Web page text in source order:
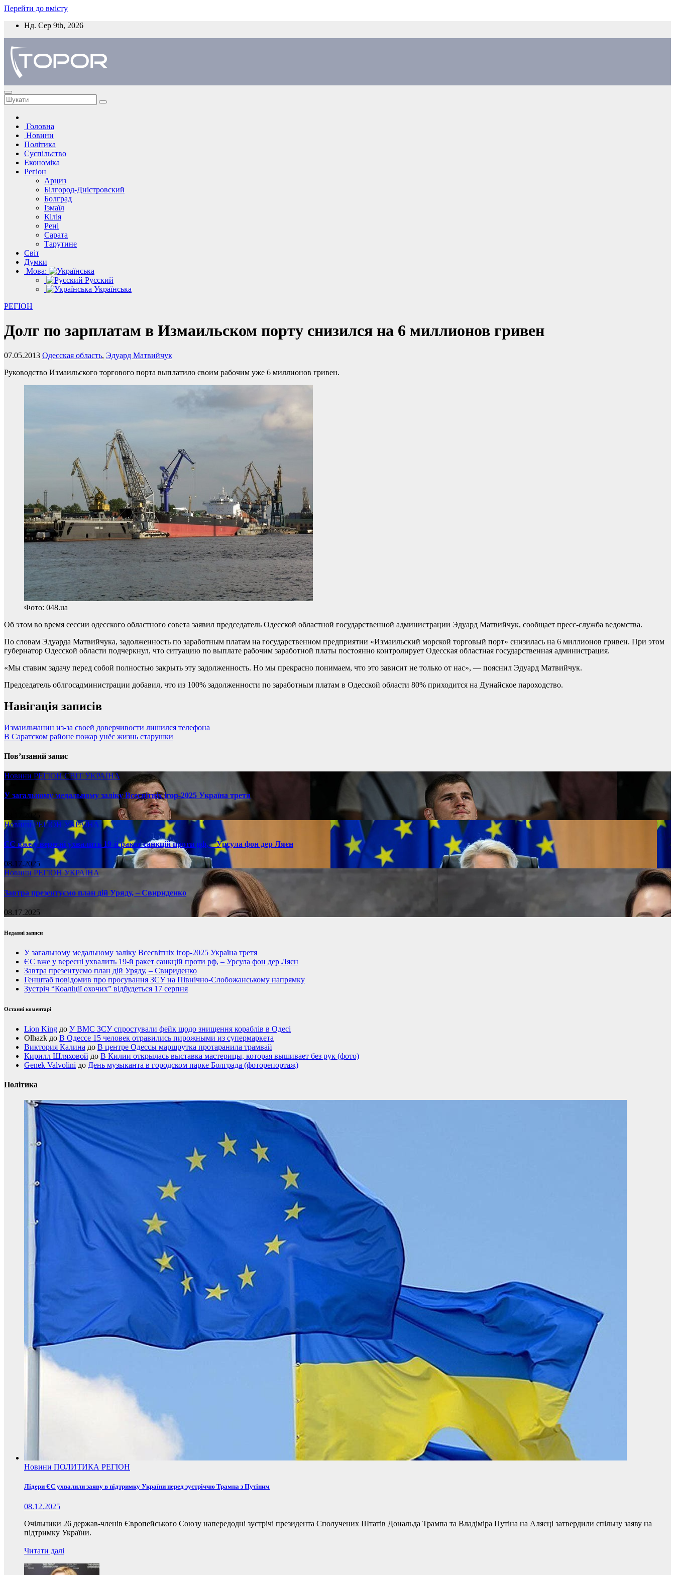
Перейти до вмісту
Нд. Сер 9th, 2026
Головна
Новини
Політика
Суспільство
Економіка
Регіон
Арциз
Білгород-Дністровский
Болград
Ізмаїл
Кілія
Рені
Сарата
Тарутине
Світ
Думки
Мова:
Русский
Українська
РЕГІОН
Долг по зарплатам в Измаильском порту снизился на 6 миллионов гривен
07.05.2013 Одесская область, Эдуард Матвийчук
Руководство Измаильского торгового порта выплатило своим рабочим уже 6 миллионов гривен.
Фото: 048.ua
Об этом во время сессии одесского областного совета заявил председатель Одесской областной государственной администрации Эдуард Матвийчук, сообщает пресс-служба ведомства.
По словам Эдуарда Матвийчука, задолженность по заработным платам на государственном предприятии «Измаильский морской торговый порт» снизилась на 6 миллионов гривен. При этом
губернатор Одесской области подчеркнул, что ситуацию по выплате рабочим заработной платы постоянно контролирует Одесская областная государственная администрация.
«Мы ставим задачу перед собой полностью закрыть эту задолженность. Но мы прекрасно понимаем, что это зависит не только от нас», — пояснил Эдуард Матвийчук.
Председатель облгосадминистрации добавил, что из 100% задолженности по заработным платам в Одесской области 80% приходится на Дунайское пароходство.
Навігація записів
Измаильчанин из-за своей доверчивости лишился телефона
В Саратском районе пожар унёс жизнь старушки
Пов’язаний запис
Новини РЕГІОНСВІТ УКРАЇНА
У загальному медальному заліку Всесвітніх ігор-2025 Україна третя
08.17.2025
НовиниРЕГІОН УКРАЇНА
ЄС вже у вересні ухвалить 19-й ракет санкцій проти рф, – Урсула фон дер Ляєн
08.17.2025
Новини РЕГІОН УКРАЇНА
Завтра презентуємо план дій Уряду, – Свириденко
08.17.2025
Недавні записи
У загальному медальному заліку Всесвітніх ігор-2025 Україна третя
ЄС вже у вересні ухвалить 19-й ракет санкцій проти рф, – Урсула фон дер Ляєн
Завтра презентуємо план дій Уряду, – Свириденко
Генштаб повідомив про просування ЗСУ на Північно-Слобожанському напрямку
Зустріч “Коаліції охочих” відбудеться 17 серпня
Останні коментарі
Lion King до У ВМС ЗСУ спростували фейк щодо знищення кораблів в Одесі
Olhazk до В Одессе 15 человек отравились пирожными из супермаркета
Виктория Калина до В центре Одессы маршрутка протаранила трамвай
Кирилл Шляховой до В Килии открылась выставка мастерицы, которая вышивает без рук (фото)
Genek Valvolini до День музыканта в городском парке Болграда (фоторепортаж)
Політика
Новини ПОЛИТИКА РЕГІОН
Лідери ЄС ухвалили заяву в підтримку України перед зустріччю Трампа з Путіним
08.12.2025
Очільники 26 держав-членів Європейського Союзу напередодні зустрічі президента Сполучених Штатів Дональда Трампа та Владіміра Путіна на Алясці затвердили спільну заяву на
підтримку України.
Читати далі